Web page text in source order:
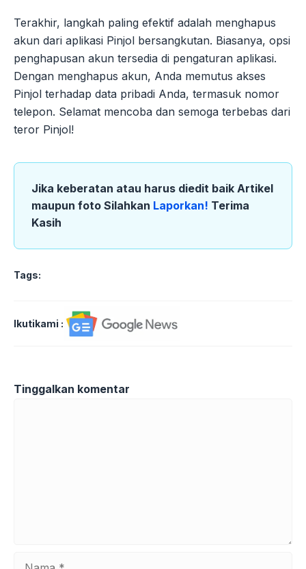
Terakhir, langkah paling efektif adalah menghapus
akun dari aplikasi Pinjol bersangkutan. Biasanya, opsi
penghapusan akun tersedia di pengaturan aplikasi.
Dengan menghapus akun, Anda memutus akses
Pinjol terhadap data pribadi Anda, termasuk nomor
telepon. Selamat mencoba dan semoga terbebas dari
teror Pinjol!
Jika keberatan atau harus diedit baik Artikel
maupun foto Silahkan Laporkan! Terima
Kasih
Tags:
Ikutikami :
Tinggalkan komentar